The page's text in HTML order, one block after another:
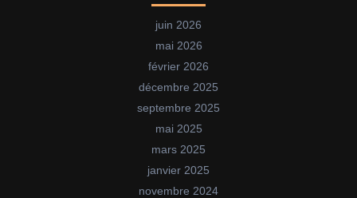
juin 2026
mai 2026
février 2026
décembre 2025
septembre 2025
mai 2025
mars 2025
janvier 2025
novembre 2024